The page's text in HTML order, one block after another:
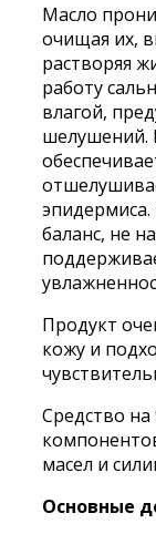
Масло
очищая их,
растворяя
работу
влагой,
шелушений.
баланс, не
Продукт
кожу и
Средство на
масел и
Основные